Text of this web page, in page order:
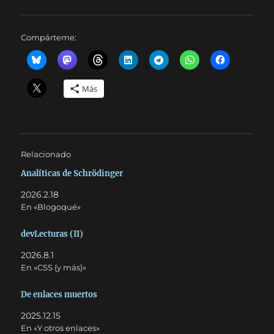
Compárteme:
Más
Relacionado
Analíticas de Schrödinger
2026.2.18
En «Blogoqué»
devLecturas (II)
2026.8.1
En «CSS (y más)»
De enlaces muertos
2025.12.15
En «Y otros enlaces»